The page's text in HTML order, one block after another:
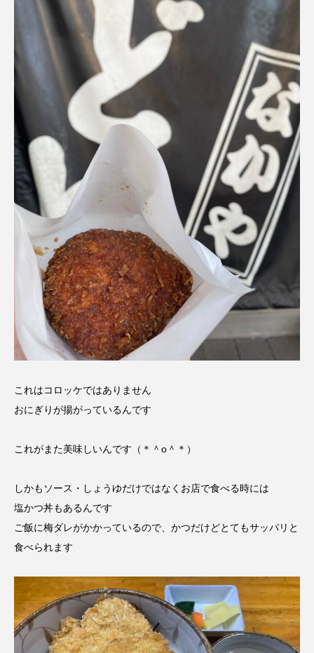
これはコロッケではありません
おにぎりが揚がっているんです
これがまた美味しいんです（＊＾o＾＊）
しかもソース・しょうゆだけではなくお店で食べる時には
塩かつ丼もあるんです
ご飯に梅ダレがかかっているので、かつだけどとてもサッパリと
食べられます